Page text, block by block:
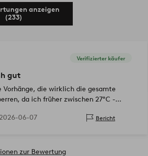
anzeigen
(233)
Verifizierter käufer
gut
die wirklich die gesamte
da ich früher zwischen 27°C -
nur noch 21°C - 22°C drinne…
2026-06-07 Bericht
zur Bewertung